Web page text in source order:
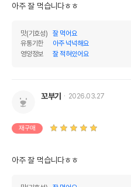
아주 잘 먹습니다ㅎㅎ
맛(기호성)
잘 먹어요
유통기한
아주 넉넉해요
영양정보
잘 적혀있어요
꼬부기 2026.03.27
재구매
아주 잘 먹습니다ㅎㅎ